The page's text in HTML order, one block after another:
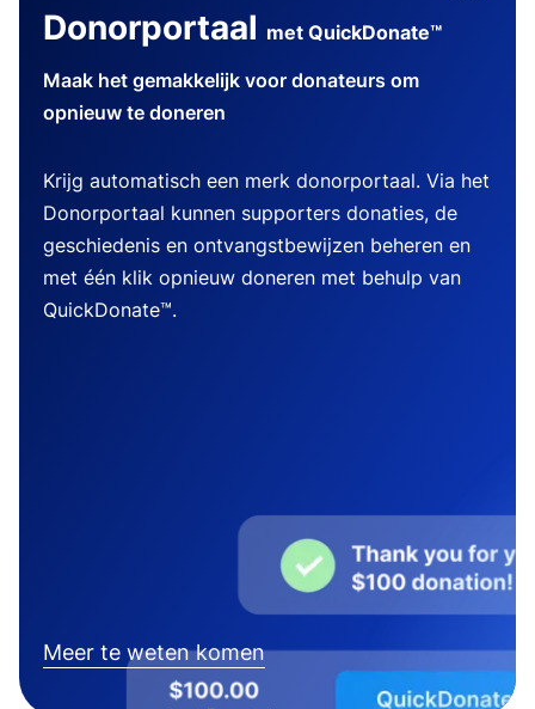
Donorportaal met QuickDonate™
Maak het gemakkelijk voor donateurs om
opnieuw te doneren
Krijg automatisch een merk donorportaal. Via het
Donorportaal kunnen supporters donaties, de
geschiedenis en ontvangstbewijzen beheren en
met één klik opnieuw doneren met behulp van
QuickDonate™.
Meer te weten komen